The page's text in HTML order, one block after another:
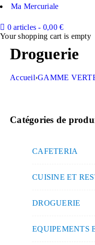
Ma Mercuriale
0 articles - 0,00 €
Your shopping cart is empty
Droguerie
Accueil›GAMME
Catégories de
CAFETERIA
CUISINE ET
DROGUERIE
EQUIPEMENTS